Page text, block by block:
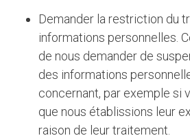
Demander la restriction du
informations personnelles.
de nous demander de
des informations
concernant, par exemple si
que nous établissions leur
raison de leur traitement.